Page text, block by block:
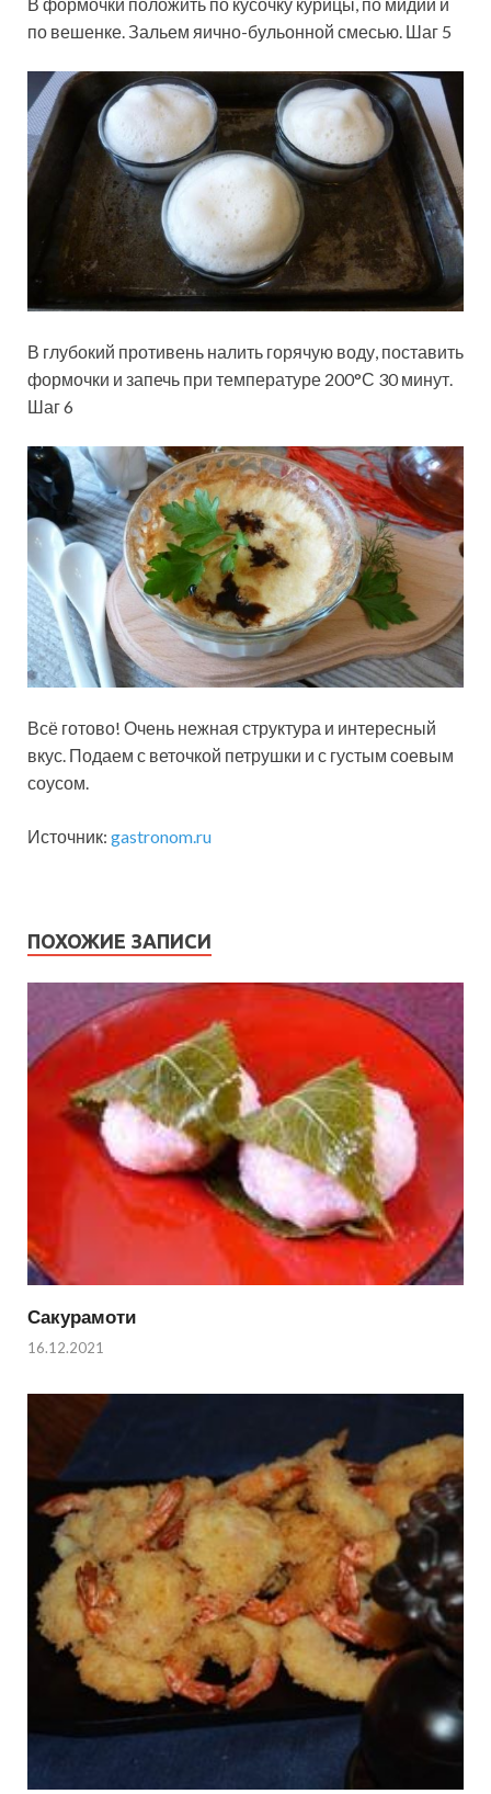
по вешенке. Зальем яично-бульонной смесью. Шаг 5
В глубокий противень налить горячую воду, поставить
формочки и запечь при температуре 200°С 30 минут.
Шаг 6
Всё готово! Очень нежная структура и интересный
вкус. Подаем с веточкой петрушки и с густым соевым
соусом.
Источник: gastronom.ru
ПОХОЖИЕ ЗАПИСИ
Сакурамоти
16.12.2021